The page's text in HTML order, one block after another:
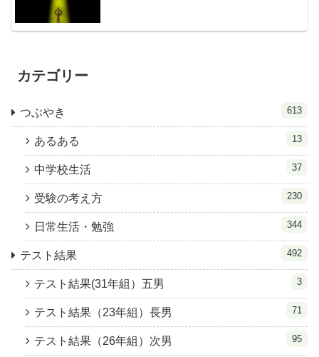
カテゴリー
つぶやき 613
あるある 13
中学校生活 37
受験の考え方 230
日常生活・勉強 344
テスト結果 492
テスト結果(31年組）五男 3
テスト結果（23年組）長男 71
テスト結果（26年組）次男 95